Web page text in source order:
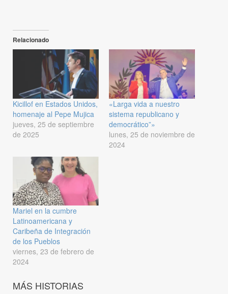
Relacionado
Kicillof en Estados Unidos,
homenaje al Pepe Mujica
jueves, 25 de septiembre
de 2025
«Larga vida a nuestro
sistema republicano y
democrático”»
lunes, 25 de noviembre de
2024
Mariel en la cumbre
Latinoamericana y
Caribeña de Integración
de los Pueblos
viernes, 23 de febrero de
2024
MÁS HISTORIAS